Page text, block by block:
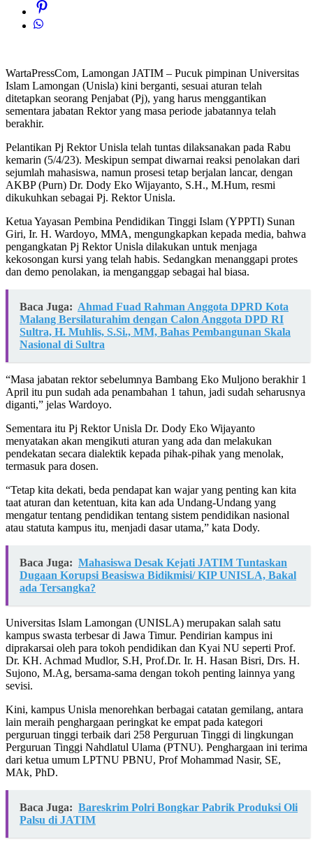
WartaPressCom, Lamongan JATIM – Pucuk pimpinan Universitas
Islam Lamongan (Unisla) kini berganti, sesuai aturan telah
ditetapkan seorang Penjabat (Pj), yang harus menggantikan
sementara jabatan Rektor yang masa periode jabatannya telah
berakhir.
Pelantikan Pj Rektor Unisla telah tuntas dilaksanakan pada Rabu
kemarin (5/4/23). Meskipun sempat diwarnai reaksi penolakan dari
sejumlah mahasiswa, namun prosesi tetap berjalan lancar, dengan
AKBP (Purn) Dr. Dody Eko Wijayanto, S.H., M.Hum, resmi
dikukuhkan sebagai Pj. Rektor Unisla.
Ketua Yayasan Pembina Pendidikan Tinggi Islam (YPPTI) Sunan
Giri, Ir. H. Wardoyo, MMA, mengungkapkan kepada media, bahwa
pengangkatan Pj Rektor Unisla dilakukan untuk menjaga
kekosongan kursi yang telah habis. Sedangkan menanggapi protes
dan demo penolakan, ia menganggap sebagai hal biasa.
Baca Juga: Ahmad Fuad Rahman Anggota DPRD Kota
Malang Bersilaturahim dengan Calon Anggota DPD RI
Sultra, H. Muhlis, S.Si., MM, Bahas Pembangunan Skala
Nasional di Sultra
“Masa jabatan rektor sebelumnya Bambang Eko Muljono berakhir 1
April itu pun sudah ada penambahan 1 tahun, jadi sudah seharusnya
diganti,” jelas Wardoyo.
Sementara itu Pj Rektor Unisla Dr. Dody Eko Wijayanto
menyatakan akan mengikuti aturan yang ada dan melakukan
pendekatan secara dialektik kepada pihak-pihak yang menolak,
termasuk para dosen.
“Tetap kita dekati, beda pendapat kan wajar yang penting kan kita
taat aturan dan ketentuan, kita kan ada Undang-Undang yang
mengatur tentang pendidikan tentang sistem pendidikan nasional
atau statuta kampus itu, menjadi dasar utama,” kata Dody.
Baca Juga: Mahasiswa Desak Kejati JATIM Tuntaskan
Dugaan Korupsi Beasiswa Bidikmisi/ KIP UNISLA, Bakal
ada Tersangka?
Universitas Islam Lamongan (UNISLA) merupakan salah satu
kampus swasta terbesar di Jawa Timur. Pendirian kampus ini
diprakarsai oleh para tokoh pendidikan dan Kyai NU seperti Prof.
Dr. KH. Achmad Mudlor, S.H, Prof.Dr. Ir. H. Hasan Bisri, Drs. H.
Sujono, M.Ag, bersama-sama dengan tokoh penting lainnya yang
sevisi.
Kini, kampus Unisla menorehkan berbagai catatan gemilang, antara
lain meraih penghargaan peringkat ke empat pada kategori
perguruan tinggi terbaik dari 258 Perguruan Tinggi di lingkungan
Perguruan Tinggi Nahdlatul Ulama (PTNU). Penghargaan ini terima
dari ketua umum LPTNU PBNU, Prof Mohammad Nasir, SE,
MAk, PhD.
Baca Juga: Bareskrim Polri Bongkar Pabrik Produksi Oli
Palsu di JATIM